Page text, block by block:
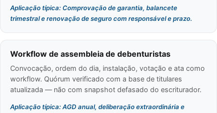
Aplicação típica: Comprovação de garantia, balancete
trimestral e renovação de seguro com responsável e prazo.
Workflow de assembleia de debenturistas
Convocação, ordem do dia, instalação, votação e ata como
workflow. Quórum verificado com a base de titulares
atualizada — não com snapshot defasado do escriturador.
Aplicação típica: AGD anual, deliberação extraordinária e